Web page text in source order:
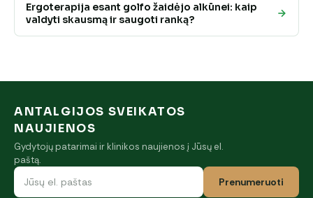
Ergoterapija esant golfo žaidėjo alkūnei: kaip
valdyti skausmą ir saugoti ranką?
ANTALGIJOS SVEIKATOS
NAUJIENOS
Gydytojų patarimai ir klinikos naujienos į Jūsų el.
paštą.
Prenumeruoti